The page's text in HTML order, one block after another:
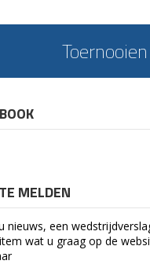
Toernooien
MELDEN
nieuws, een
wat u graag op de